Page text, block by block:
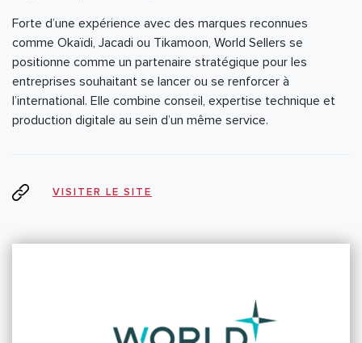
Forte d’une expérience avec des marques reconnues
comme Okaïdi, Jacadi ou Tikamoon, World Sellers se
positionne comme un partenaire stratégique pour les
entreprises souhaitant se lancer ou se renforcer à
l’international. Elle combine conseil, expertise technique et
production digitale au sein d’un même service.
VISITER LE SITE